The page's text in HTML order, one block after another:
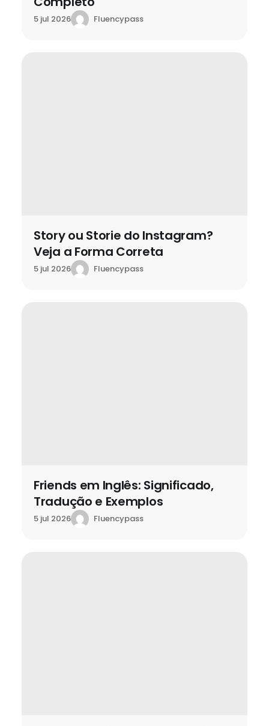
5 jul 2026 Fluencypass
Story ou Storie do Instagram?
Veja a Forma Correta
5 jul 2026 Fluencypass
Friends em Inglês: Significado,
Tradução e Exemplos
5 jul 2026 Fluencypass